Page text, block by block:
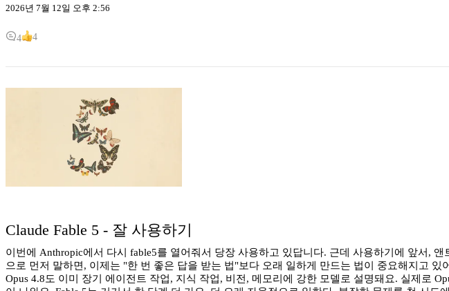
2026년 7월 12일 오후 2:56
4 4
Claude Fable 5 - 잘 사용하기
이번에 Anthropic에서 다시 fable5를 열어줘서 당장 사용하고 있답니다. 근데 사용하기에 앞서,
으로 먼저 말하면, 이제는 "한 번 좋은 답을 받는 법"보다 오래 일하게 만드는 법이 중요해지고
Opus 4.8도 이미 장기 에이전트 작업, 지식 작업, 비전, 메모리에 강한 모델로 설명돼요. 실제로